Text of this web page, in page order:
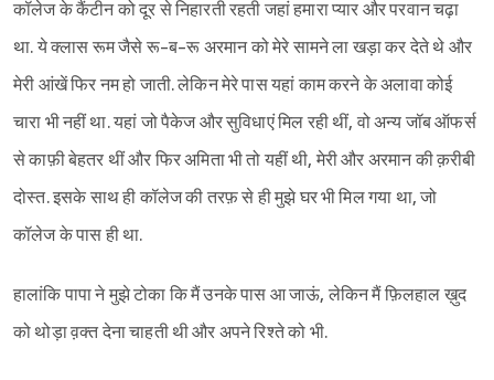
कॉलेज के कैंटीन को दूर से निहारती रहती जहां हमारा प्यार और परवान चढ़ा
था. ये क्लास रूम जैसे रू-ब-रू अरमान को मेरे सामने ला खड़ा कर देते थे और
मेरी आंखें फिर नम हो जाती. लेकिन मेरे पास यहां काम करने के अलावा कोई
चारा भी नहीं था. यहां जो पैकेज और सुविधाएं मिल रही थीं, वो अन्य जॉब ऑफर्स
से काफ़ी बेहतर थीं और फिर अमिता भी तो यहीं थी, मेरी और अरमान की क़रीबी
दोस्त. इसके साथ ही कॉलेज की तरफ़ से ही मुझे घर भी मिल गया था, जो
कॉलेज के पास ही था.
हालांकि पापा ने मुझे टोका कि मैं उनके पास आ जाऊं, लेकिन मैं फ़िलहाल ख़ुद
को थोड़ा व़क्त देना चाहती थी और अपने रिश्ते को भी.